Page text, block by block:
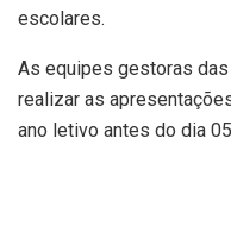
escolares.
As equipes gestoras
realizar as
ano letivo antes do dia